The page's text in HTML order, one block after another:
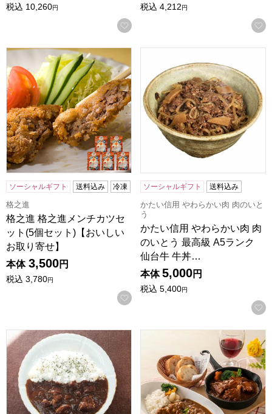
税込 10,260円
お気に入りに登録する
税込 4,212円
格之進 格之進メンチカツセット(5個セット)【おいしいお取
ソーシャルギフト 送料込み 冷凍
格之進
格之進 格之進メンチカツセ
ット(5個セット)【おいしい
お取り寄せ】
本体 3,500円
税込 3,780円
お気に入りに登録する
ソーシャルギフト 送料込み
かたい信用 やわらかい肉 肉のいと
う
かたい信用 やわらかい肉 肉
のいとう 最高級 A5ランク
仙台牛 牛丼…
本体 5,000円
税込 5,400円
かたい信用 やわらかい肉 肉のいとう 最高級 A5ランク 仙台
味の牛たん喜助 たっぷり牛